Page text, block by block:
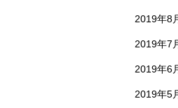
2019年8
2019年7
2019年6
2019年5